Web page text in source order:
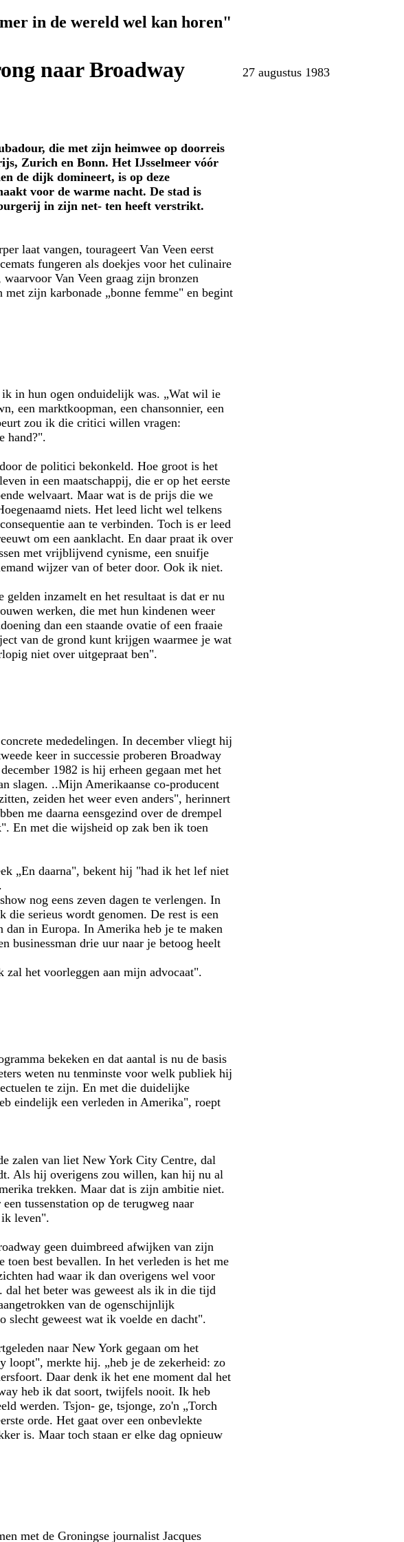
in de wereld wel kan horen"
naar Broadway 27 augustus 1983
die met zijn heimwee op doorreis
Zurich en Bonn. Het IJsselmeer vóór
de dijk domineert, is op deze
voor de warme nacht. De stad is
in zijn net- ten heeft verstrikt.
laat vangen, tourageert Van Veen eerst
fungeren als doekjes voor het culinaire
Van Veen graag zijn bronzen
zijn karbonade „bonne femme" en begint
in hun ogen onduidelijk was. „Wat wil ie
een marktkoopman, een chansonnier, een
zou ik die critici willen vragen:
hand?".
de politici bekonkeld. Hoe groot is het
in een maatschappij, die er op het eerste
welvaart. Maar wat is de prijs die we
niets. Het leed licht wel telkens
aan te verbinden. Toch is er leed
om een aanklacht. En daar praat ik over
met vrijblijvend cynisme, een snuifje
wijzer van of beter door. Ook ik niet.
inzamelt en het resultaat is dat er nu
werken, die met hun kindenen weer
dan een staande ovatie of een fraaie
van de grond kunt krijgen waarmee je wat
niet over uitgepraat ben".
mededelingen. In december vliegt hij
keer in successie proberen Broadway
1982 is hij erheen gegaan met het
slagen. ..Mijn Amerikaanse co-producent
zeiden het weer even anders", herinnert
me daarna eensgezind over de drempel
En met die wijsheid op zak ben ik toen
„En daarna", bekent hij "had ik het lef niet
nog eens zeven dagen te verlengen. In
die serieus wordt genomen. De rest is een
dan in Europa. In Amerika heb je te maken
businessman drie uur naar je betoog heelt
het voorleggen aan mijn advocaat".
bekeken en dat aantal is nu de basis
weten nu tenminste voor welk publiek hij
te zijn. En met die duidelijke
eindelijk een verleden in Amerika", roept
zalen van liet New York City Centre, dal
Als hij overigens zou willen, kan hij nu al
trekken. Maar dat is zijn ambitie niet.
tussenstation op de terugweg naar
leven".
geen duimbreed afwijken van zijn
toen best bevallen. In het verleden is het me
had waar ik dan overigens wel voor
het beter was geweest als ik in die tijd
van de ogenschijnlijk
slecht geweest wat ik voelde en dacht".
naar New York gegaan om het
loopt", merkte hij. „heb je de zekerheid: zo
Daar denk ik het ene moment dal het
heb ik dat soort, twijfels nooit. Ik heb
werden. Tsjon- ge, tsjonge, zo'n „Torch
orde. Het gaat over een onbevlekte
is. Maar toch staan er elke dag opnieuw
met de Groningse journalist Jacques